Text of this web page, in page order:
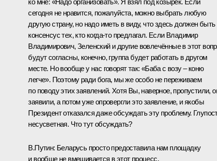
сегодня не нравится, пожалуйста, можно выбрать любую
другую страну, но надо иметь в виду, что здесь должен быть
консенсус тех, кто когда-то предлагал. Если Владимир
Владимирович, Зеленский и другие вовлечённые в этот
будут согласны, конечно, группа будет работать в другом
месте. Но вообще у нас говорят так: «Баба с возу – коню
легче». Поэтому ради бога, мы же особо не переживаем
по поводу этих заявлений. Хотя Вы, наверное, пропустили,
заявили, а потом уже опровергли это заявление, и якобы
Президент отказался даже обсуждать эту проблему.
несусветная. Что тут обсуждать?
В.Путин: Беларусь просто предоставила нам площадку
и вообще не вмешивается в этот процесс.